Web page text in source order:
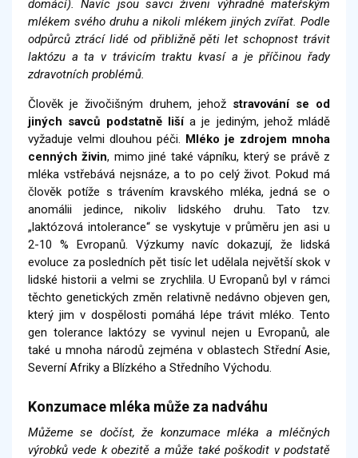
domácí). Navíc jsou savci živeni výhradně mateřským
mlékem svého druhu a nikoli mlékem jiných zvířat. Podle
odpůrců ztrácí lidé od přibližně pěti let schopnost trávit
laktózu a ta v trávicím traktu kvasí a je příčinou řady
zdravotních problémů.
Člověk je živočišným druhem, jehož stravování se od
jiných savců podstatně lišía je jediným, jehož mládě
vyžaduje velmi dlouhou péči. Mléko je zdrojem mnoha
cenných živin, mimo jiné také vápníku, který se právě z
mléka vstřebává nejsnáze, a to po celý život. Pokud má
člověk potíže s trávením kravského mléka, jedná se o
anomálii jedince, nikoliv lidského druhu. Tato tzv.
„laktózová intolerance“ se vyskytuje v průměru jen asi u
2-10 % Evropanů. Výzkumy navíc dokazují, že lidská
evoluce za posledních pět tisíc let udělala největší skok v
lidské historii a velmi se zrychlila. U Evropanů byl v rámci
těchto genetických změn relativně nedávno objeven gen,
který jim v dospělosti pomáhá lépe trávit mléko. Tento
gen tolerance laktózy se vyvinul nejen u Evropanů, ale
také u mnoha národů zejména v oblastech Střední Asie,
Severní Afriky a Blízkého a Středního Východu.
Konzumace mléka může za nadváhu
Můžeme se dočíst, že konzumace mléka a mléčných
výrobků vede k obezitě a může také poškodit v podstatě